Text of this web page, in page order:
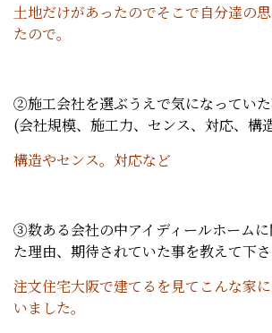
土地だけがあったのでそこで自分達の
たので。
②施工会社を選ぶうえで気になってい
(会社規模、施工力、センス、対応、
構造やセンス。対応など
③数ある会社の中アイディールホーム
た理由、期待されていた事を教えて下さ
注文住宅大阪で建てるを見てこんな家
いました。